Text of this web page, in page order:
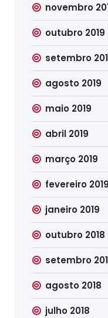
novembro
outubro 2019
setembro
agosto 2019
maio 2019
abril 2019
março 2019
fevereiro 2019
janeiro 2019
outubro 2018
setembro
agosto 2018
julho 2018